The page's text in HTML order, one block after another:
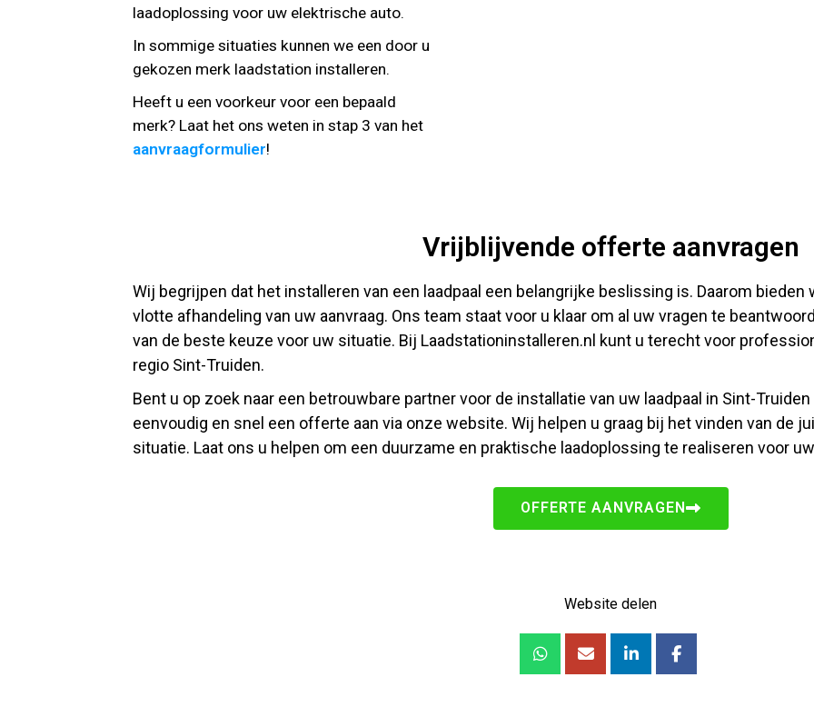
laadoplossing voor uw elektrische auto.
In sommige situaties kunnen we een door u
gekozen merk laadstation installeren.
Heeft u een voorkeur voor een bepaald
merk? Laat het ons weten in stap 3 van het
aanvraagformulier!
Vrijblijvende offerte aanvragen
Wij begrijpen dat het installeren van een laadpaal een belangrijke beslissing is. Daarom
vlotte afhandeling van uw aanvraag. Ons team staat voor u klaar om al uw vragen te
van de beste keuze voor uw situatie. Bij Laadstationinstalleren.nl kunt u terecht voor
regio Sint-Truiden.
Bent u op zoek naar een betrouwbare partner voor de installatie van uw laadpaal in Sint-
eenvoudig en snel een offerte aan via onze website. Wij helpen u graag bij het vinden van de
situatie. Laat ons u helpen om een duurzame en praktische laadoplossing te realiseren voor
OFFERTE AANVRAGEN
Website delen